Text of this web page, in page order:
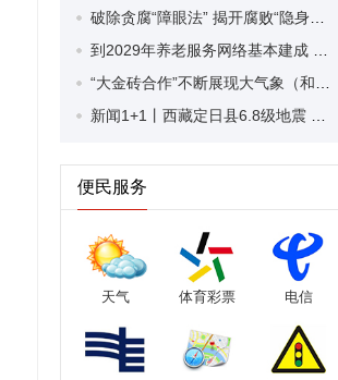
便民服务
天气 体育彩票 电信